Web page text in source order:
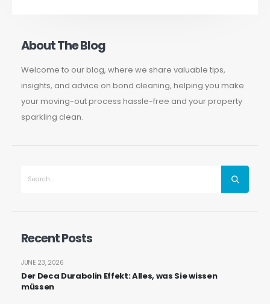
About The Blog
Welcome to our blog, where we share valuable tips,
insights, and advice on bond cleaning, helping you make
your moving-out process hassle-free and your property
sparkling clean.
Recent Posts
Der Deca Durabolin Effekt: Alles, was Sie wissen
müssen
JUNE 23, 2026